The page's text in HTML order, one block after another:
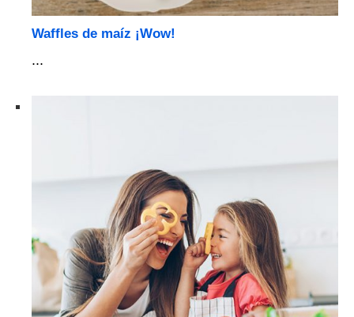
Waffles de maíz ¡Wow!
...